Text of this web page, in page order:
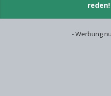
reden!
- Werbung